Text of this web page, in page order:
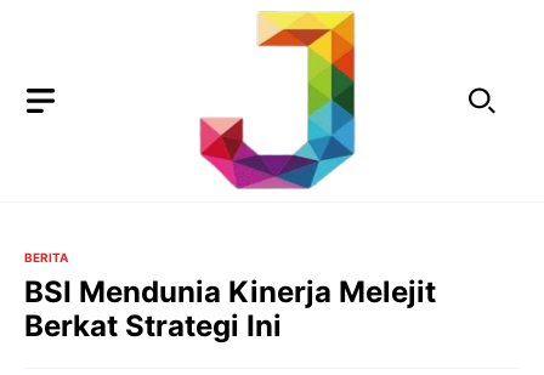
BERITA
BSI Mendunia Kinerja Melejit
Berkat Strategi Ini